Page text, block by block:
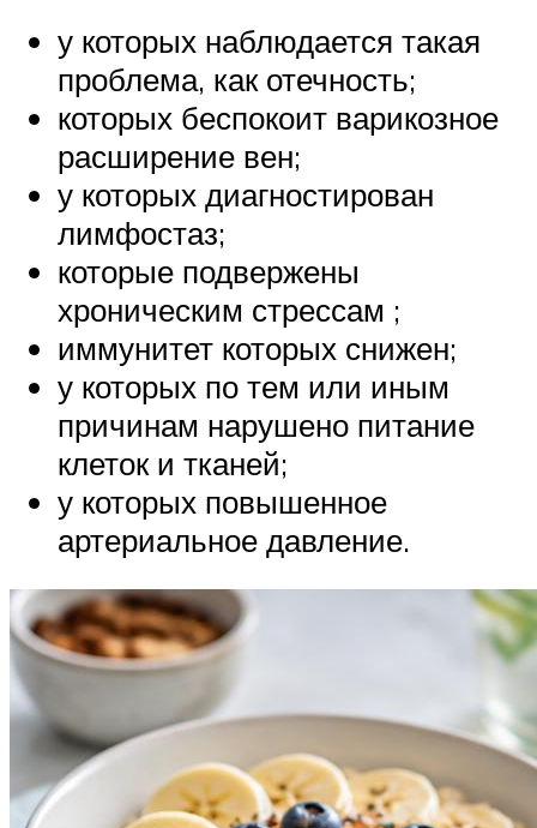
у которых наблюдается такая
проблема, как отечность;
которых беспокоит варикозное
расширение вен;
у которых диагностирован
лимфостаз;
которые подвержены
хроническим стрессам ;
иммунитет которых снижен;
у которых по тем или иным
причинам нарушено питание
клеток и тканей;
у которых повышенное
артериальное давление.